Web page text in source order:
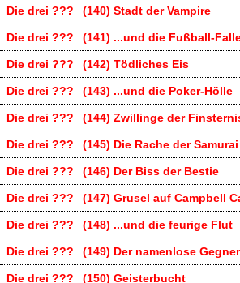
Die drei ??? (140) Stadt der Vampire
Die drei ??? (141) ...und die Fußball-
Die drei ??? (142) Tödliches Eis
Die drei ??? (143) ...und die Poker-Hölle
Die drei ??? (144) Zwillinge der
Die drei ??? (145) Die Rache der Samurai
Die drei ??? (146) Der Biss der Bestie
Die drei ??? (147) Grusel auf Campbell
Die drei ??? (148) ...und die feurige Flut
Die drei ??? (149) Der namenlose Gegner
Die drei ??? (150) Geisterbucht